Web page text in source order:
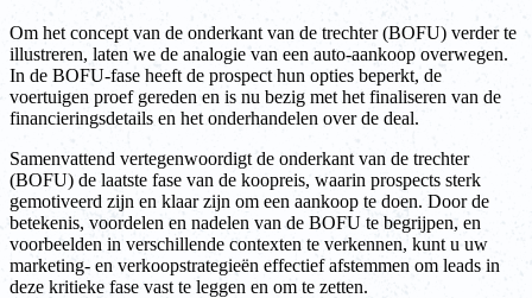
Om het concept van de onderkant van de trechter (BOFU) verder te
illustreren, laten we de analogie van een auto-aankoop overwegen.
In de BOFU-fase heeft de prospect hun opties beperkt, de
voertuigen proef gereden en is nu bezig met het finaliseren van de
financieringsdetails en het onderhandelen over de deal.
Samenvattend vertegenwoordigt de onderkant van de trechter
(BOFU) de laatste fase van de koopreis, waarin prospects sterk
gemotiveerd zijn en klaar zijn om een aankoop te doen. Door de
betekenis, voordelen en nadelen van de BOFU te begrijpen, en
voorbeelden in verschillende contexten te verkennen, kunt u uw
marketing- en verkoopstrategieën effectief afstemmen om leads in
deze kritieke fase vast te leggen en om te zetten.